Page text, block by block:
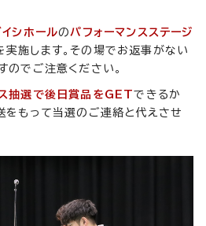
イシホールのパフォーマンスステージ
施します。その場でお返事がない
のでご注意ください。
抽選で後日賞品をGETできるか
をもって当選のご連絡と代えさせ